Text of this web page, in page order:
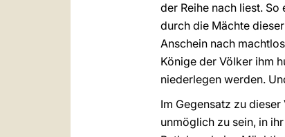
der Reihe nach liest.
durch die Mächte
Anschein nach
Könige der Völker ihm
niederlegen werden.
Im Gegensatz zu
unmöglich zu sein, in